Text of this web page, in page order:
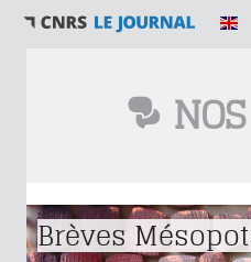
Vous êtes ici
Brèves